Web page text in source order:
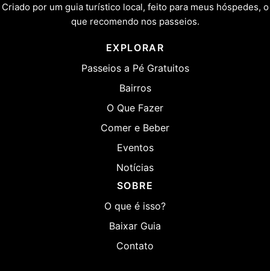
Criado por um guia turístico local, feito para meus hóspedes, o
que recomendo nos passeios.
EXPLORAR
Passeios a Pé Gratuitos
Bairros
O Que Fazer
Comer e Beber
Eventos
Notícias
SOBRE
O que é isso?
Baixar Guia
Contato